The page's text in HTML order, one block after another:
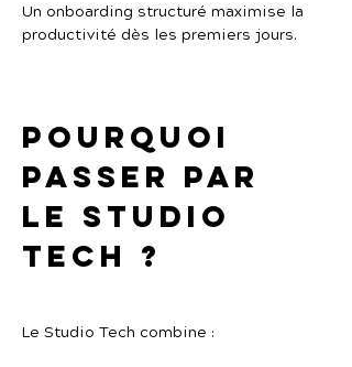
Un onboarding structuré maximise la
productivité dès les premiers jours.
Pourquoi
passer par
Le Studio
Tech ?
Le Studio Tech combine :